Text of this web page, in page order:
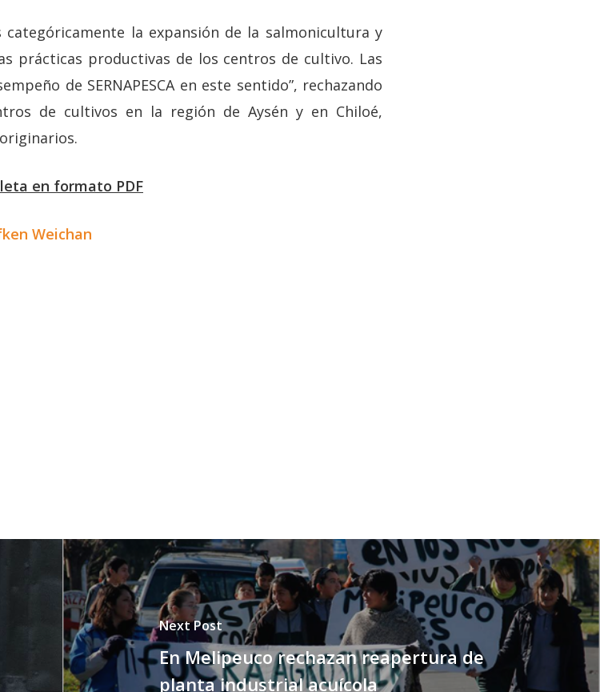
categóricamente la expansión de la salmonicultura y
prácticas productivas de los centros de cultivo. Las
de SERNAPESCA en este sentido”, rechazando
de cultivos en la región de Aysén y en Chiloé,
en formato PDF
Weichan
Next Post
En Melipeuco rechazan reapertura de
planta industrial acuícola